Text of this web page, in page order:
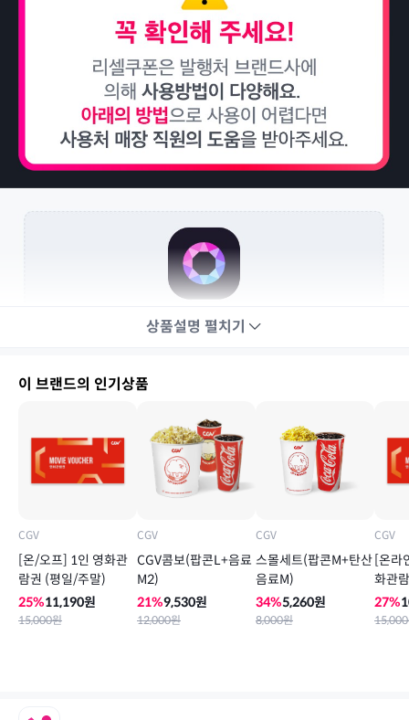
상품설명 펼치기
이 브랜드의 인기상품
CGV
[온/오프] 1인 영화관
람권 (평일/주말)
25%11,190원
15,000원
CGV
CGV콤보(팝콘L+음료
M2)
21%9,530원
12,000원
CGV
스몰세트(팝콘M+탄산
음료M)
34%5,260원
8,000원
CGV
[온라
화관
27%
15,000